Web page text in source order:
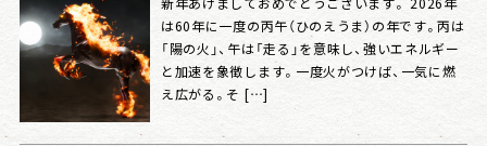
は60年に一度の丙午（ひのえうま）の年です。丙は
「陽の火」、午は「走る」を意味し、強いエネルギー
と加速を象徴します。一度火がつけば、一気に燃
え広がる。そ […]